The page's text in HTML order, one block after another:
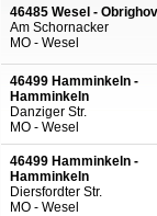
46485 Wesel -
Am Schornacker
MO - Wesel
46499 Hamminkeln -
Hamminkeln
Danziger Str.
MO - Wesel
46499 Hamminkeln -
Hamminkeln
Diersfordter Str.
MO - Wesel